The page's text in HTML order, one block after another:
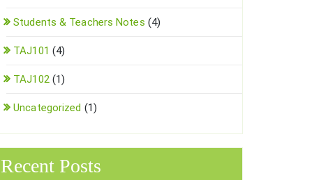
Students & Teachers Notes (4)
TAJ101 (4)
TAJ102(1)
Uncategorized (1)
Recent Posts